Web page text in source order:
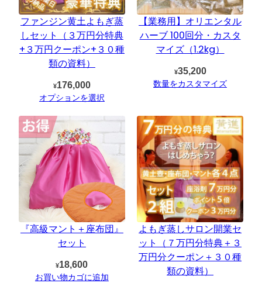
ファンジン黄土よもぎ蒸
しセット（３万円分特典
+３万円クーポン+３０種
類の資料）
¥176,000
オプションを選択
【業務用】オリエンタル
ハーブ 100回分・カスタ
マイズ（1.2kg）
¥35,200
数量をカスタマイズ
『高級マント＋座布団』
セット
¥18,600
お買い物カゴに追加
よもぎ蒸しサロン開業セ
ット（７万円分特典＋３
万円分クーポン＋３０種
類の資料）